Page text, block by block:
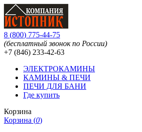
8 (800) 775-44-75
(бесплатный звонок по России)
+7 (846) 233-42-63
ЭЛЕКТРОКАМИНЫ
КАМИНЫ & ПЕЧИ
ПЕЧИ ДЛЯ БАНИ
Где купить
Корзина
Корзина (0)